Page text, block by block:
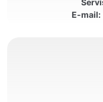
E-mail: